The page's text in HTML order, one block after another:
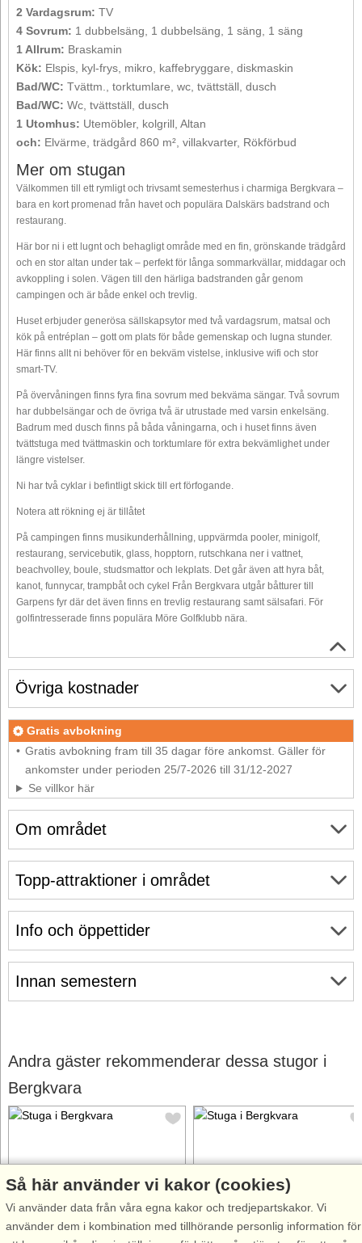
2 Vardagsrum: TV
4 Sovrum: 1 dubbelsäng, 1 dubbelsäng, 1 säng, 1 säng
1 Allrum: Braskamin
Kök: Elspis, kyl-frys, mikro, kaffebryggare, diskmaskin
Bad/WC: Tvättm., torktumlare, wc, tvättställ, dusch
Bad/WC: Wc, tvättställ, dusch
1 Utomhus: Utemöbler, kolgrill, Altan
och: Elvärme, trädgård 860 m², villakvarter, Rökförbud
Mer om stugan
Välkommen till ett rymligt och trivsamt semesterhus i charmiga Bergkvara –
bara en kort promenad från havet och populära Dalskärs badstrand och
restaurang.
Här bor ni i ett lugnt och behagligt område med en fin, grönskande trädgård
och en stor altan under tak – perfekt för långa sommarkvällar, middagar och
avkoppling i solen. Vägen till den härliga badstranden går genom
campingen och är både enkel och trevlig.
Huset erbjuder generösa sällskapsytor med två vardagsrum, matsal och
kök på entréplan – gott om plats för både gemenskap och lugna stunder.
Här finns allt ni behöver för en bekväm vistelse, inklusive wifi och stor
smart-TV.
På övervåningen finns fyra fina sovrum med bekväma sängar. Två sovrum
har dubbelsängar och de övriga två är utrustade med varsin enkelsäng.
Badrum med dusch finns på båda våningarna, och i huset finns även
tvättstuga med tvättmaskin och torktumlare för extra bekvämlighet under
längre vistelser.
Ni har två cyklar i befintligt skick till ert förfogande.
Notera att rökning ej är tillåtet
På campingen finns musikunderhållning, uppvärmda pooler, minigolf,
restaurang, servicebutik, glass, hopptorn, rutschkana ner i vattnet,
beachvolley, boule, studsmattor och lekplats. Det går även att hyra båt,
kanot, funnycar, trampbåt och cykel Från Bergkvara utgår båtturer till
Garpens fyr där det även finns en trevlig restaurang samt sälsafari. För
golfintresserade finns populära Möre Golfklubb nära.
Om området
Info och öppettider
Innan semestern
Övriga kostnader
Gratis avbokning
Gratis avbokning fram till 35 dagar före ankomst. Gäller för
ankomster under perioden 25/7-2026 till 31/12-2027
Se villkor här
Topp-attraktioner i området
Andra gäster rekommenderar dessa stugor i
Bergkvara
Stugnr: 9858
Bergkvara
Stugnr: 53385
Bergkvara
Så här använder vi kakor (cookies)
Vi använder data från våra egna kakor och tredjepartskakor. Vi
använder dem i kombination med tillhörande personlig information för